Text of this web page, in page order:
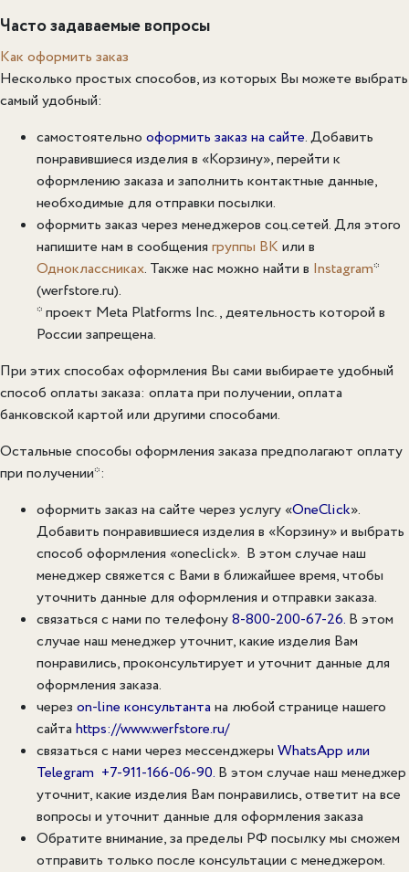
Часто задаваемые вопросы
Как оформить заказ
Несколько простых способов, из которых Вы можете выбрать
самый удобный:
самостоятельно оформить заказ на сайте. Добавить
понравившиеся изделия в «Корзину», перейти к
оформлению заказа и заполнить контактные данные,
необходимые для отправки посылки.
оформить заказ через менеджеров соц.сетей. Для этого
напишите нам в сообщения группы ВК или в
Одноклассниках. Также нас можно найти в Instagram*
(werfstore.ru).
* проект Meta Platforms Inc., деятельность которой в
России запрещена.
При этих способах оформления Вы сами выбираете удобный
способ оплаты заказа: оплата при получении, оплата
банковской картой или другими способами.
Остальные способы оформления заказа предполагают оплату
при получении*:
оформить заказ на сайте через услугу «OneClick».
Добавить понравившиеся изделия в «Корзину» и выбрать
способ оформления «oneclick». В этом случае наш
менеджер свяжется с Вами в ближайшее время, чтобы
уточнить данные для оформления и отправки заказа.
связаться с нами по телефону8-800-200-67-26. В этом
случае наш менеджер уточнит, какие изделия Вам
понравились, проконсультирует и уточнит данные для
оформления заказа.
через on-line консультанта на любой странице нашего
сайта https://www.werfstore.ru/
связаться с нами через мессенджеры WhatsApp или
Telegram +7-911-166-06-90. В этом случае наш менеджер
уточнит, какие изделия Вам понравились, ответит на все
вопросы и уточнит данные для оформления заказа
Обратите внимание, за пределы РФ посылку мы сможем
отправить только после консультации с менеджером.